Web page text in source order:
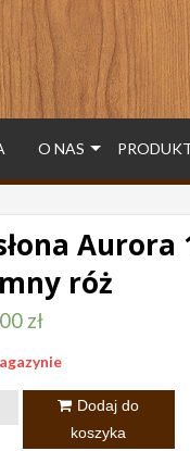
O NAS
Aurora
róż
zł
Dodaj do
koszyka